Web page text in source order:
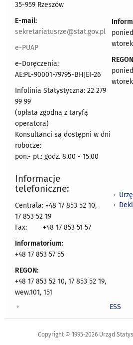
35-959 Rzeszów
E-mail:
sekretariatusrze@stat.gov.pl
e-PUAP
e-Doręczenia:
AE:PL-90001-79795-BHJEI-26
Infolinia Statystyczna: 22 279
99 99
(opłata zgodna z taryfą
operatora)
Konsultanci są dostępni w dni
robocze:
pon.- pt.: godz. 8.00 - 15.00
Informacje
telefoniczne:
Centrala: +48 17 853 52 10,
17 853 52 19
Fax:
+48 17 853 51 57
Informatorium:
+48 17 853 57 55
REGON:
+48 17 853 52 10, 17 853 52 19,
wew.101, 151
ESS
Copyright © 1995-2026 Urząd